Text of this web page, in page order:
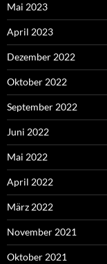
Mai 2023
April 2023
Dezember 2022
Oktober 2022
September 2022
Juni 2022
Mai 2022
April 2022
März 2022
November 2021
Oktober 2021